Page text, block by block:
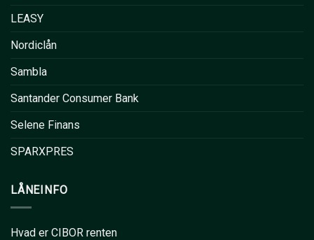
LEASY
Nordiclån
Sambla
Santander Consumer Bank
Selene Finans
SPARXPRES
LÅNEINFO
Hvad er CIBOR renten